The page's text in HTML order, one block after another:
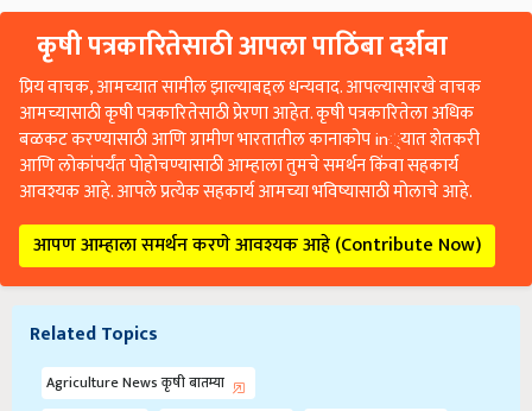
कृषी पत्रकारितेसाठी आपला पाठिंबा दर्शवा
प्रिय वाचक, आमच्यात सामील झाल्याबद्दल धन्यवाद. आपल्यासारखे वाचक
आमच्यासाठी कृषी पत्रकारितेसाठी प्रेरणा आहेत. कृषी पत्रकारितेला अधिक
बळकट करण्यासाठी आणि ग्रामीण भारतातील कानाकोप in्यात शेतकरी
आणि लोकांपर्यंत पोहोचण्यासाठी आम्हाला तुमचे समर्थन किंवा सहकार्य
आवश्यक आहे. आपले प्रत्येक सहकार्य आमच्या भविष्यासाठी मोलाचे आहे.
आपण आम्हाला समर्थन करणे आवश्यक आहे (Contribute Now)
Related Topics
Agriculture News कृषी बातम्या